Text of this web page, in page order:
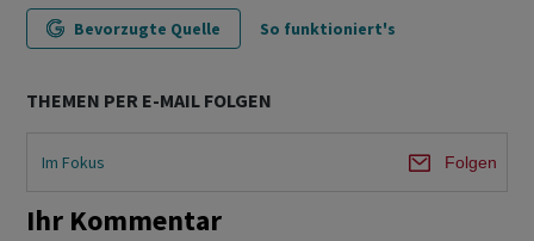
Bevorzugte Quelle So funktioniert's
THEMEN PER E-MAIL FOLGEN
Im Fokus Folgen
Ihr Kommentar